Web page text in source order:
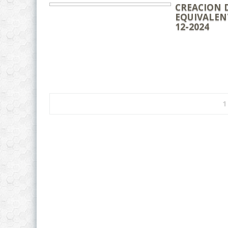
CREACION
12-2024
1